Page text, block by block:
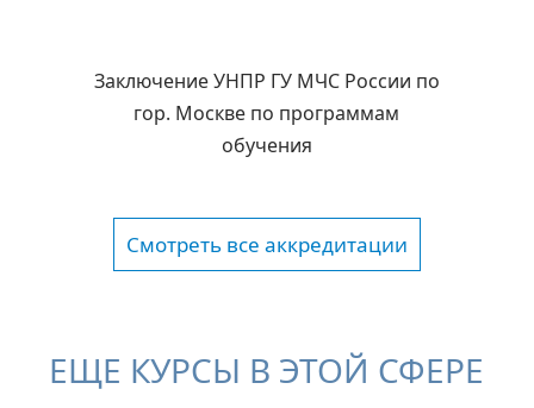
Заключение УНПР ГУ МЧС России по
гор. Москве по программам
обучения
Смотреть все аккредитации
ЕЩЕ КУРСЫ В ЭТОЙ СФЕРЕ